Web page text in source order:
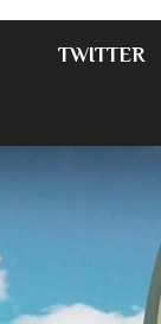
TWITTER